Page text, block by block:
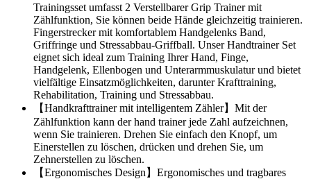
Trainingsset umfasst 2 Verstellbarer Grip Trainer mit
Zählfunktion, Sie können beide Hände gleichzeitig trainieren.
Fingerstrecker mit komfortablem Handgelenks Band,
Griffringe und Stressabbau-Griffball. Unser Handtrainer Set
eignet sich ideal zum Training Ihrer Hand, Finge,
Handgelenk, Ellenbogen und Unterarmmuskulatur und bietet
vielfältige Einsatzmöglichkeiten, darunter Krafttraining,
Rehabilitation, Training und Stressabbau.
【Handkrafttrainer mit intelligentem Zähler】Mit der
Zählfunktion kann der hand trainer jede Zahl aufzeichnen,
wenn Sie trainieren. Drehen Sie einfach den Knopf, um
Einerstellen zu löschen, drücken und drehen Sie, um
Zehnerstellen zu löschen.
【Ergonomisches Design】Ergonomisches und tragbares